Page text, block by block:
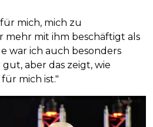
mich, mich zu
mehr mit ihm beschäftigt als
war ich auch besonders
aber das zeigt, wie
mich ist."